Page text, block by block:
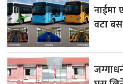
नाईमा
वटा